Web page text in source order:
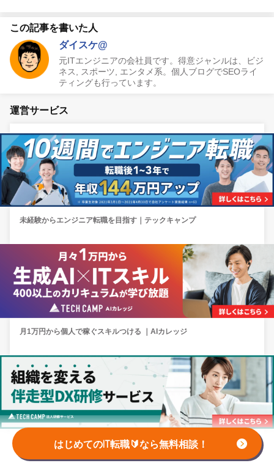
はじめてのIT転職🔰なら無料相談！
この記事を書いた人
ダイスケ@
元ITエンジニアの会社員です。得意ジャンルは、ビジ
ネス, スポーツ, エンタメ系。個人ブログでSEOライ
ティングも行っています。
運営サービス
未経験からエンジニア転職を目指す｜テックキャンプ
月1万円から個人で稼ぐスキルつける ｜AIカレッジ
企業のDX人材を育成 ｜法人研修サービス